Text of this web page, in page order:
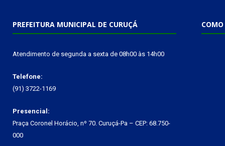
PREFEITURA MUNICIPAL DE CURUÇÁ
Atendimento de segunda a sexta de 08h00 às 14h00
Telefone:
(91) 3722-1169
Presencial:
Praça Coronel Horácio, nº 70. Curuçá-Pa – CEP: 68.750-
000
COMO